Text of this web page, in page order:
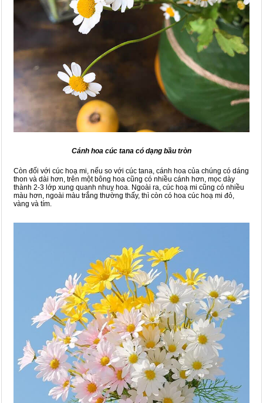
Cánh hoa cúc tana có dạng bầu tròn
Còn đối với cúc hoạ mi, nếu so với cúc tana, cánh hoa của chúng có dáng
thon và dài hơn, trên một bông hoa cũng có nhiều cánh hơn, mọc dày
thành 2-3 lớp xung quanh nhuỵ hoa. Ngoài ra, cúc hoạ mi cũng có nhiều
màu hơn, ngoài màu trắng thường thấy, thì còn có hoa cúc hoạ mi đỏ,
vàng và tím.